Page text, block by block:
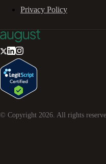
Privacy Policy
© Copyright 2026 . All rights